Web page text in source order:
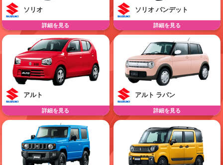
ソリオ
詳細を見る
ソリオ バンデット
詳細を見る
アルト
詳細を見る
アルト ラパン
詳細を見る